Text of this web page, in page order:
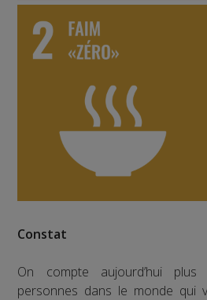
Constat
On compte aujourd’hui
personnes dans le monde qui